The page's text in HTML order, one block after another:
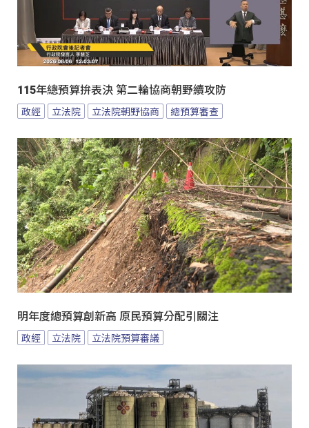
115年總預算拚表決 第二輪協商朝野續攻防
政經 立法院 立法院朝野協商 總預算審查
明年度總預算創新高 原民預算分配引關注
政經 立法院 立法院預算審議